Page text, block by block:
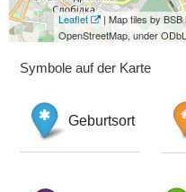
Leaflet
| Map tiles by
OpenStreetMap, under
Symbole auf der Karte
Geburtsort